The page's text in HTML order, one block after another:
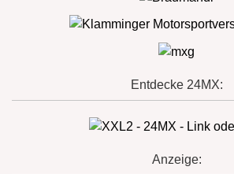
Entdecke 24MX:
Anzeige: